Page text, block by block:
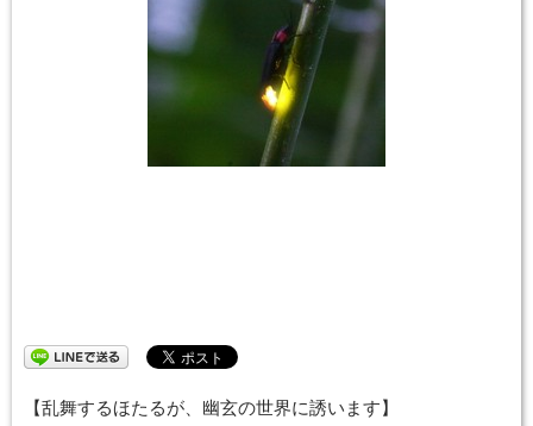
【乱舞するほたるが、幽玄の世界に誘います】